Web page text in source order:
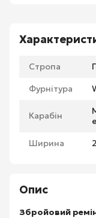
Стропа
Фурнітура
Карабін
Ширина
Опис
Збройовий